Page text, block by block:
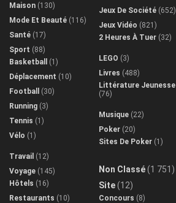
Maison (130)
Mode Et Beauté (116)
Santé (17)
Sport (88)
Basketball
(1)
Déplacement (10)
Football
(30)
Running (3)
Tennis (1)
Vélo (1)
Travail (12)
Voyage (145)
Hôtels (16)
Restaurants (10)
Jeux De Société (652)
Jeux Vidéo (821)
2 Heures À Tuer (32)
LEGO (3)
Livres (488)
Littérature Jeunesse
(76)
Musique (22)
Poker (20)
Sites De Poker (1)
Non Classé(1 751)
Site(12)
Concours (8)